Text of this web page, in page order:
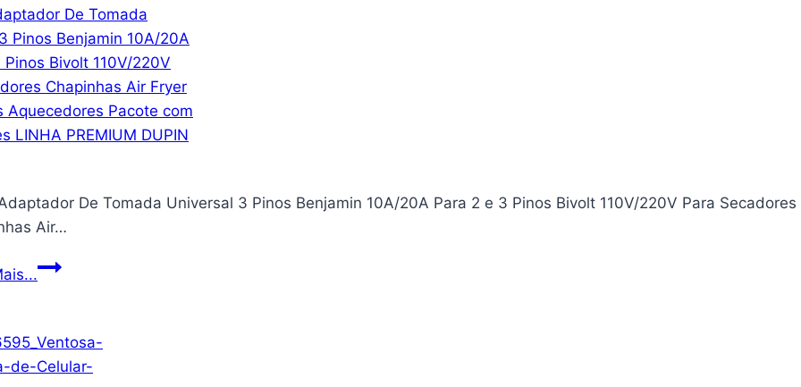
LED
de
telefone
com
brilho
ajustável,
selfies,
maquiagem,
TikTok,
transmissão
vivo
e
São
Bento
Couro
Ouro
Velho
De Tomada Universal 3 Pinos Benjamin 10A/20A Para 2 e 3 Pinos Bivolt 110V/220V Para Secadores
Air…
KIT
De
Tomada